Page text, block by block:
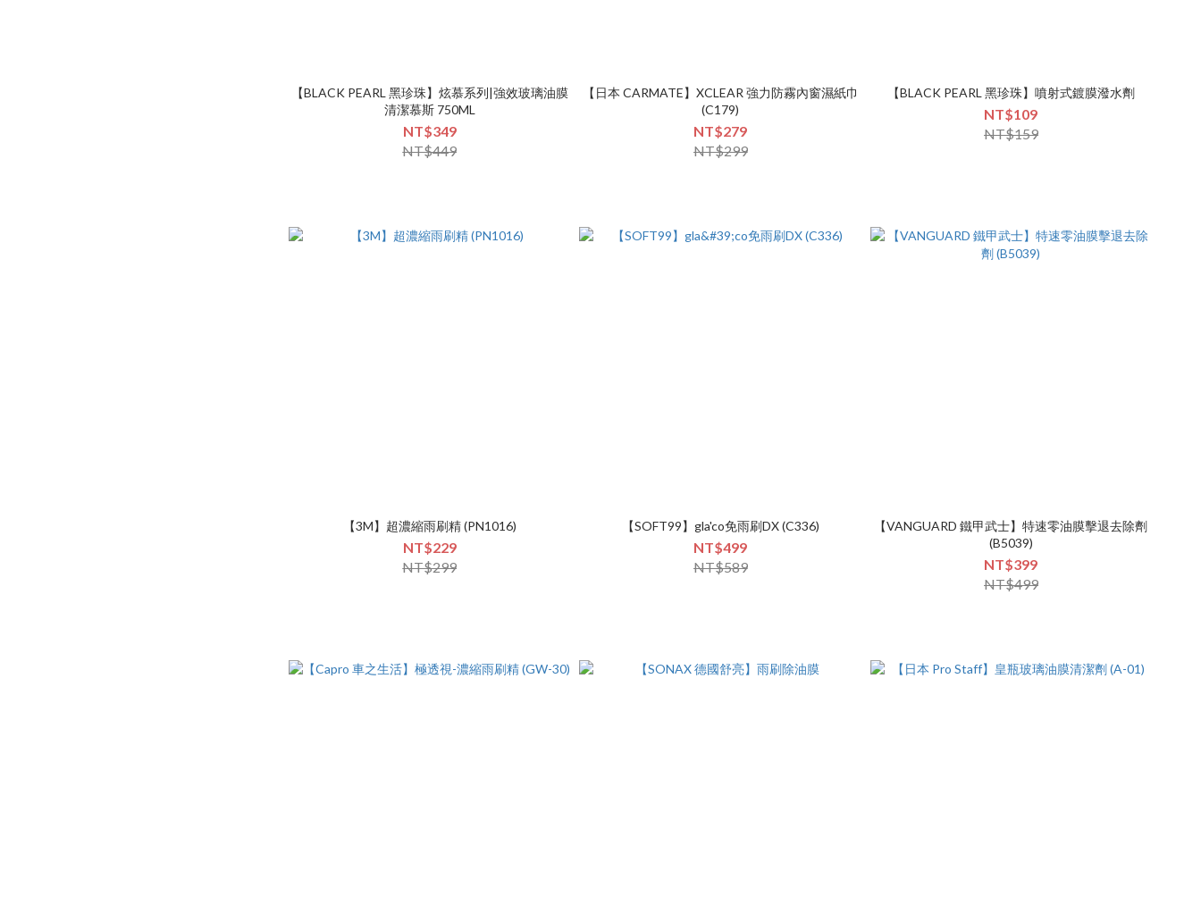
【BLACK PEARL 黑珍珠】炫慕系列|強效玻璃油膜
清潔慕斯 750ML
NT$349
NT$449
【日本 CARMATE】XCLEAR 強力防霧內窗濕紙巾
(C179)
NT$279
NT$299
【BLACK PEARL 黑珍珠】噴射式鍍膜潑水劑
NT$109
NT$159
【3M】超濃縮雨刷精 (PN1016)
NT$229
NT$299
【SOFT99】gla'co免雨刷DX (C336)
NT$499
NT$589
【VANGUARD 鐵甲武士】特速零油膜擊退去除劑
(B5039)
NT$399
NT$499